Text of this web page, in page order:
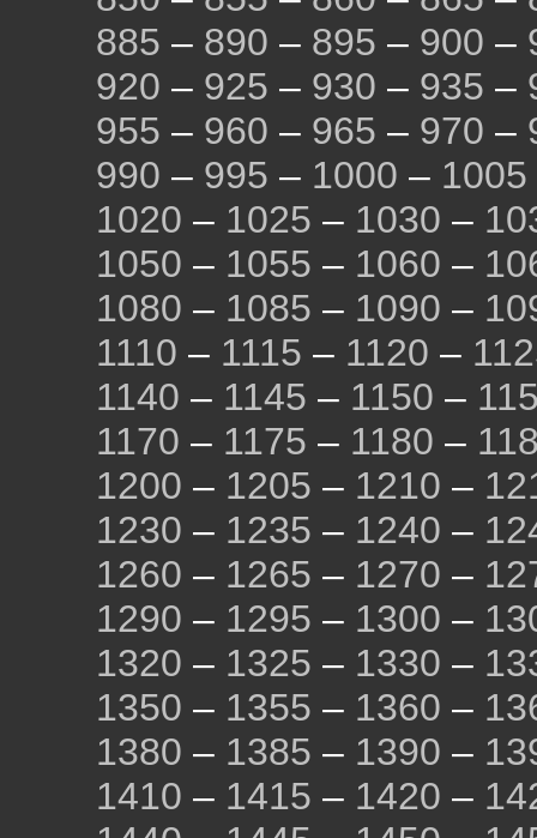
885 – 890 – 895 – 900 –
920 – 925 – 930 – 935 –
955 – 960 – 965 – 970 –
990 – 995 – 1000 – 1005
1020 – 1025 – 1030 –
1050 – 1055 – 1060 –
1080 – 1085 – 1090 –
1110 – 1115 – 1120 –
1140 – 1145 – 1150 –
1170 – 1175 – 1180 –
1200 – 1205 – 1210 –
1230 – 1235 – 1240 –
1260 – 1265 – 1270 –
1290 – 1295 – 1300 –
1320 – 1325 – 1330 –
1350 – 1355 – 1360 –
1380 – 1385 – 1390 –
1410 – 1415 – 1420 –